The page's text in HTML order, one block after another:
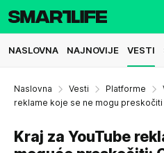
NASLOVNA NAJNOVIJE VESTI
Naslovna Vesti Platforme
reklame koje se ne mogu preskočiti
Kraj za YouTube